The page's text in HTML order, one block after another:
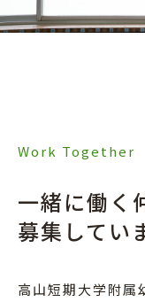
Work Together
一緒に働く
募集してい
高山短期大学附属